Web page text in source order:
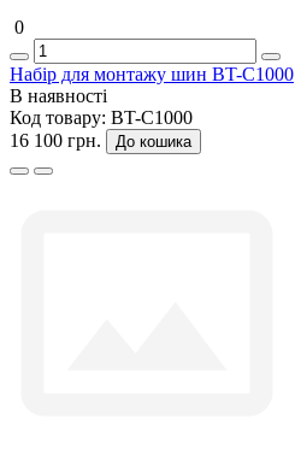
0
Набір для монтажу шин BT-C1000
В наявності
Код товару: BT-C1000
16 100 грн.
До кошика